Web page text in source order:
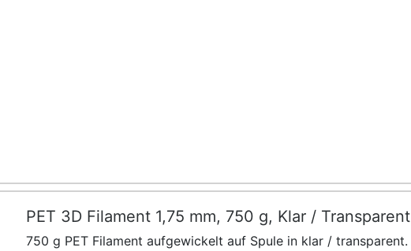
PET 3D Filament 1,75 mm, 750 g, Klar / Transparent
750 g PET Filament aufgewickelt auf Spule in klar / transparent.